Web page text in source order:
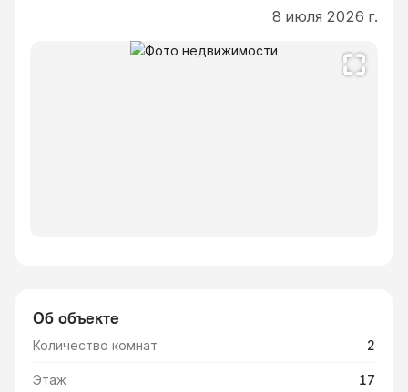
8 июля 2026 г.
Об объекте
Количество комнат 2
Этаж 17